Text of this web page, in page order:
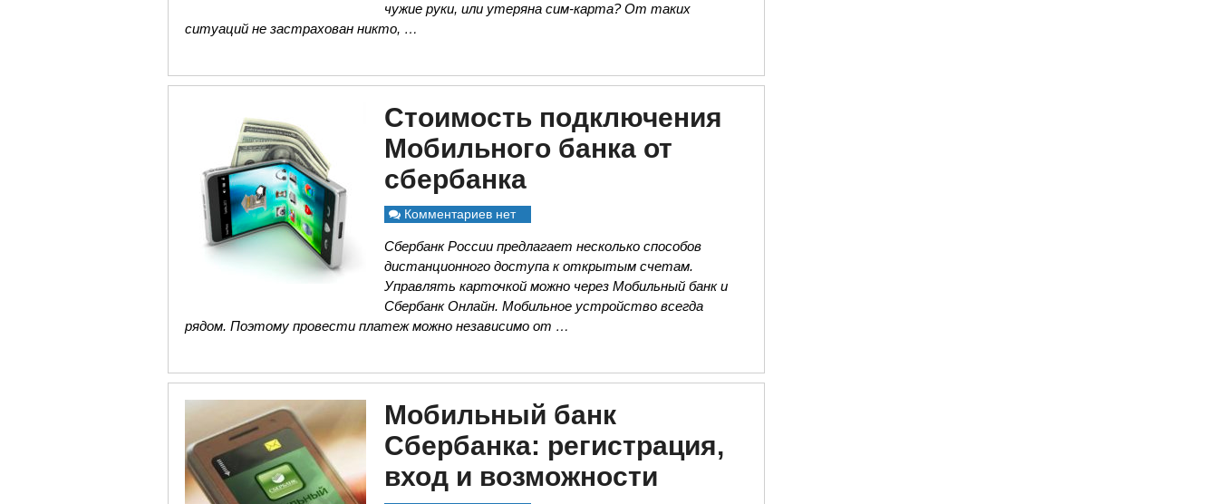
чужие руки, или утеряна сим-карта? От таких
ситуаций не застрахован никто, …
Стоимость подключения
Мобильного банка от
сбербанка
Комментариев нет
Сбербанк России предлагает несколько способов
дистанционного доступа к открытым счетам.
Управлять карточкой можно через Мобильный банк и
Сбербанк Онлайн. Мобильное устройство всегда
рядом. Поэтому провести платеж можно независимо от …
Мобильный банк
Сбербанка: регистрация,
вход и возможности